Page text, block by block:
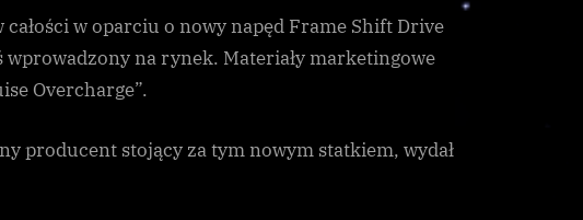
Mk
II
ogłasza
w oparciu o nowy napęd Frame Shift Drive
na rynek. Materiały marketingowe
Overcharge”.
producent stojący za tym nowym statkiem, wydał